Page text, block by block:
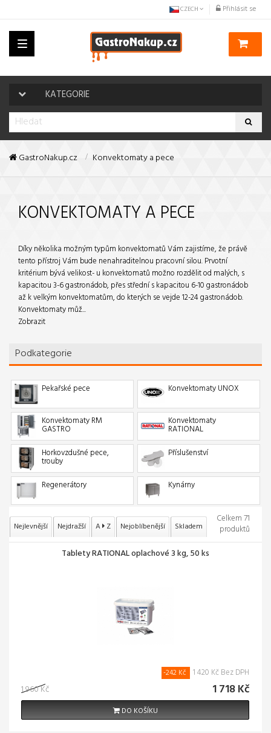
Přihlásit se
CZECH
Toggle
navigation
KATEGORIE
GastroNakup.cz Konvektomaty a pece
KONVEKTOMATY A PECE
Díky několika možným typům konvektomatů Vám zajistíme, že právě
tento přístroj Vám bude nenahraditelnou pracovní silou. Prvotní
kritérium bývá velikost- u konvektomatů možno rozdělit od malých, s
kapacitou 3-6 gastronádob, přes střední s kapacitou 6-10 gastronádob
až k velkým konvektomatům, do kterých se vejde 12-24 gastronádob.
Konvektomaty můž...
Zobrazit
Podkategorie
Pekařské pece Konvektomaty UNOX
Konvektomaty RM
GASTRO
Konvektomaty
RATIONAL
Horkovzdušné pece,
trouby
Příslušenství
Regenerátory Kynárny
Nejlevnější Nejdražší A Z Nejoblíbenější Skladem
Celkem 71
produktů
Tablety RATIONAL oplachové 3 kg, 50 ks
1 960 Kč
-242 Kč 1 420 Kč Bez DPH
1 718 Kč
DO KOŠÍKU